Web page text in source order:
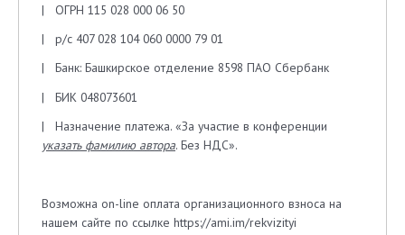
| ОГРН 115 028 000 06 50
| р/с 407 028 104 060 0000 79 01
| Банк: Башкирское отделение 8598 ПАО Сбербанк
| БИК 048073601
| Назначение платежа. «За участие в конференции
указать фамилию автора. Без НДС».
Возможна on-line оплата организационного взноса на
нашем сайте по ссылке https://ami.im/rekvizityi